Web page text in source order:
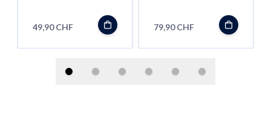
49,90 CHF 79,90 CHF